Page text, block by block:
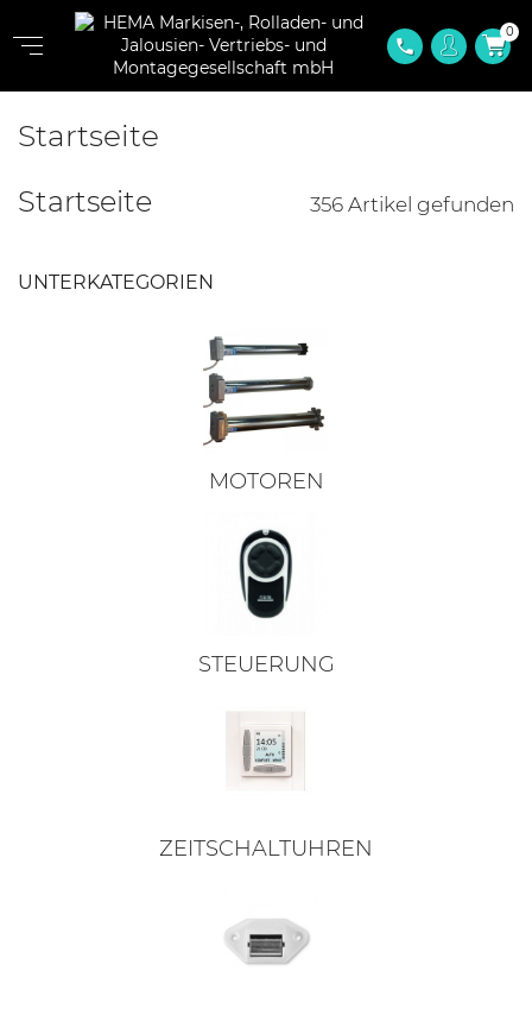
phone
0
Startseite
Startseite 356 Artikel gefunden
UNTERKATEGORIEN
MOTOREN
STEUERUNG
ZEITSCHALTUHREN